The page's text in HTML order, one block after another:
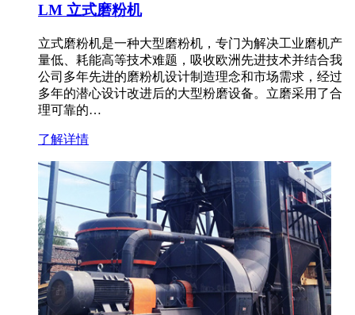
LM 立式磨粉机
立式磨粉机是一种大型磨粉机，专门为解决工业磨机产
量低、耗能高等技术难题，吸收欧洲先进技术并结合我
公司多年先进的磨粉机设计制造理念和市场需求，经过
多年的潜心设计改进后的大型粉磨设备。立磨采用了合
理可靠的…
了解详情